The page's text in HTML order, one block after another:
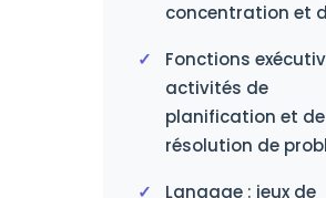
concentration et
Fonctions
activités de
planification et de
résolution de
Langage : jeux de